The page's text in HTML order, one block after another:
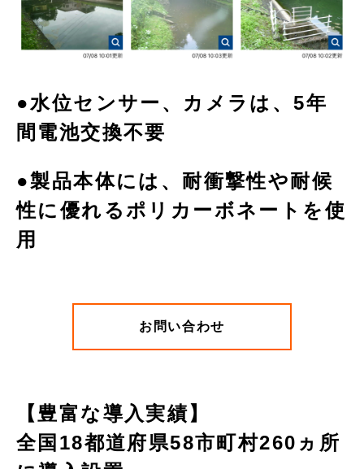
●水位センサー、カメラは、5年
間電池交換不要
●製品本体には、耐衝撃性や耐候
性に優れるポリカーボネートを使
用
お問い合わせ
【豊富な導入実績】
全国18都道府県58市町村260ヵ所